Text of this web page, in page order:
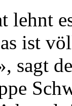
lehnt
ist
sagt